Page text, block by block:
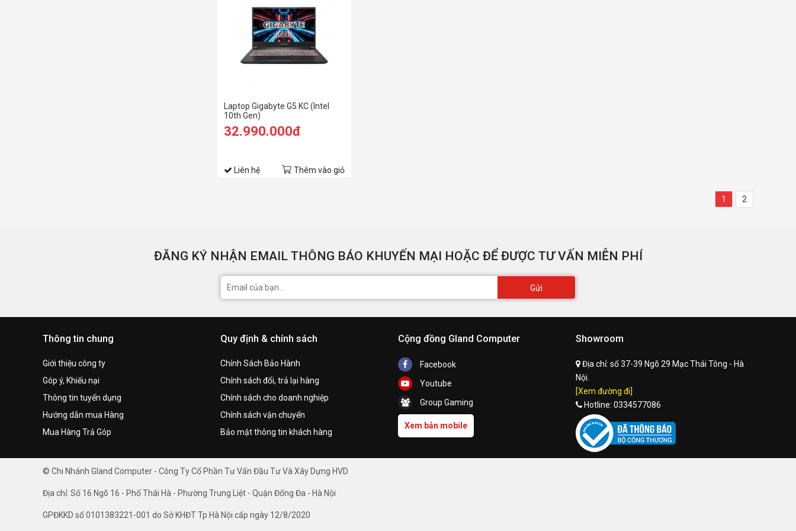
Laptop Gigabyte G5 KC (Intel
10th Gen)
32.990.000đ
Liên hệ Thêm vào giỏ
1 2
ĐĂNG KÝ NHẬN EMAIL THÔNG BÁO KHUYẾN MẠI HOẶC ĐỂ ĐƯỢC TƯ VẤN MIỄN PHÍ
Gửi
Thông tin chung
Giới thiệu công ty
Góp ý, Khiếu nại
Thông tin tuyển dụng
Hướng dẫn mua Hàng
Mua Hàng Trả Góp
Quy định & chính sách
Chính Sách Bảo Hành
Chính sách đổi, trả lại hàng
Chính sách cho doanh nghiệp
Chính sách vận chuyển
Bảo mật thông tin khách hàng
Cộng đồng Gland Computer
Facebook
Youtube
Group Gaming
Xem bản mobile
Showroom
Địa chỉ: số 37-39 Ngõ 29 Mạc Thái Tông - Hà
Nội.
[Xem đường đi]
Hotline: 0334577086
© Chi Nhánh Gland Computer - Công Ty Cổ Phần Tư Vấn Đầu Tư Và Xây Dựng HVD
Địa chỉ: Số 16 Ngõ 16 - Phố Thái Hà - Phường Trung Liệt - Quận Đống Đa - Hà Nội
GPĐKKD số 0101383221-001 do Sở KHĐT Tp.Hà Nội cấp ngày 12/8/2020